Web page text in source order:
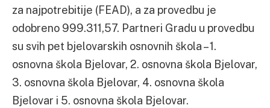
za najpotrebitije (FEAD), a za provedbu je
odobreno 999.311,57. Partneri Gradu u provedbu
su svih pet bjelovarskih osnovnih škola – 1.
osnovna škola Bjelovar, 2. osnovna škola Bjelovar,
3. osnovna škola Bjelovar, 4. osnovna škola
Bjelovar i 5. osnovna škola Bjelovar.